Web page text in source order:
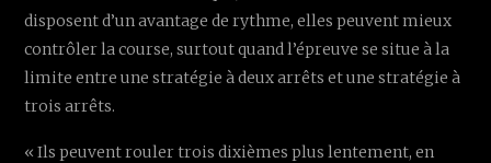
disposent d’un avantage de rythme, elles peuvent mieux
contrôler la course, surtout quand l’épreuve se situe à la
limite entre une stratégie à deux arrêts et une stratégie à
trois arrêts.
« Ils peuvent rouler trois dixièmes plus lentement, en